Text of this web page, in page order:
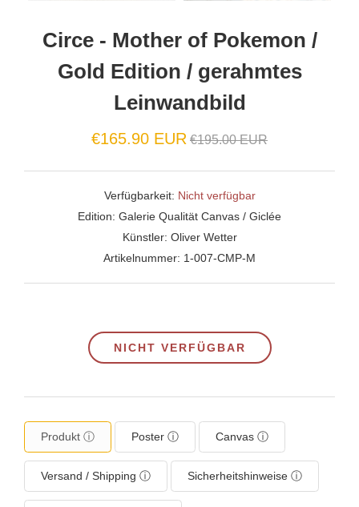
Circe - Mother of Pokemon /
Gold Edition / gerahmtes
Leinwandbild
€165.90 EUR Normaler
€195.00 EUR
Verfügbarkeit: Nicht verfügbar
Edition: Galerie Qualität Canvas / Giclée
Künstler: Oliver Wetter
Artikelnummer: 1-007-CMP-M
NICHT VERFÜGBAR
Produkt ⓘ Poster ⓘ Canvas ⓘ
Versand / Shipping ⓘ Sicherheitshinweise ⓘ